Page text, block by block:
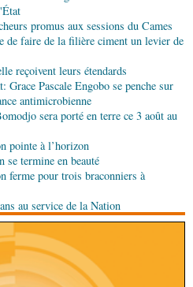
leur soutien au Congo
end des Diables rouges et
en Coupes d'Europe
de l'Ouest : les mafias du
nouvelle traite humaine
élue présidente du
sport Pointe-Noire
promus aux sessions du Cames
de faire de la filière ciment un levier de
reçoivent leurs étendards
Grace Pascale Engobo se penche sur
antimicrobienne
sera porté en terre ce 3 août au
pointe à l’horizon
termine en beauté
ferme pour trois braconniers à
au service de la Nation